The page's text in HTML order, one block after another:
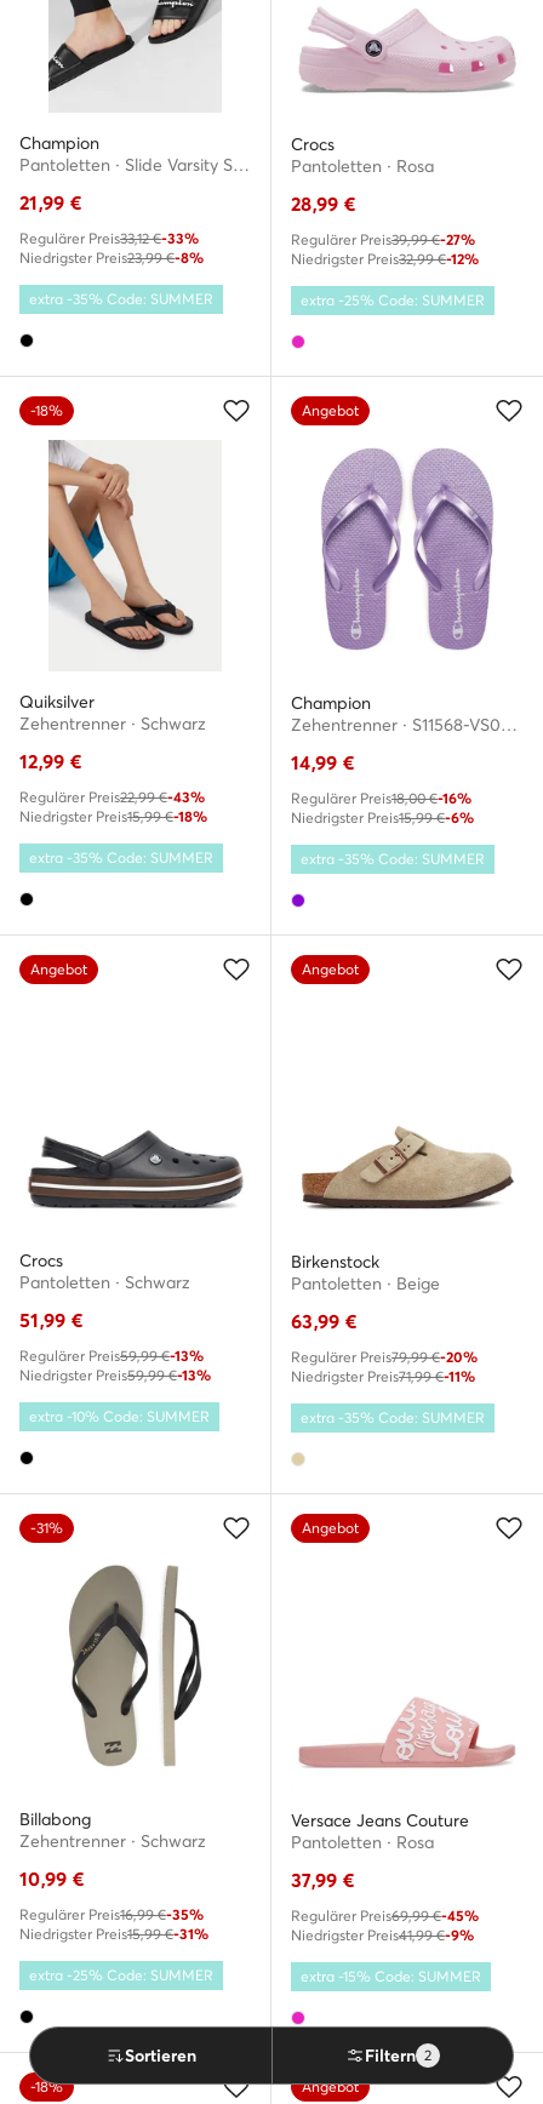
Sortieren Filtern 2
Champion
Pantoletten · Slide Varsity S21993-CHA-KK002 · Schwarz
21,99 €
Regulärer Preis33,12 €-33%
Niedrigster Preis23,99 €-8%
extra -35% Code: SUMMER
Crocs
Pantoletten · Rosa
28,99 €
Regulärer Preis39,99 €-27%
Niedrigster Preis32,99 €-12%
extra -25% Code: SUMMER
-18%
Quiksilver
Zehentrenner · Schwarz
12,99 €
Regulärer Preis22,99 €-43%
Niedrigster Preis15,99 €-18%
extra -35% Code: SUMMER
Angebot
Champion
Zehentrenner · S11568-VS022 · Violett
14,99 €
Regulärer Preis18,00 €-16%
Niedrigster Preis15,99 €-6%
extra -35% Code: SUMMER
Angebot
Crocs
Pantoletten · Schwarz
51,99 €
Regulärer Preis59,99 €-13%
Niedrigster Preis59,99 €-13%
extra -10% Code: SUMMER
Angebot
Birkenstock
Pantoletten · Beige
63,99 €
Regulärer Preis79,99 €-20%
Niedrigster Preis71,99 €-11%
extra -35% Code: SUMMER
-31%
Billabong
Zehentrenner · Schwarz
10,99 €
Regulärer Preis16,99 €-35%
Niedrigster Preis15,99 €-31%
extra -25% Code: SUMMER
Angebot
Versace Jeans Couture
Pantoletten · Rosa
37,99 €
Regulärer Preis69,99 €-45%
Niedrigster Preis41,99 €-9%
extra -15% Code: SUMMER
-18% Angebot